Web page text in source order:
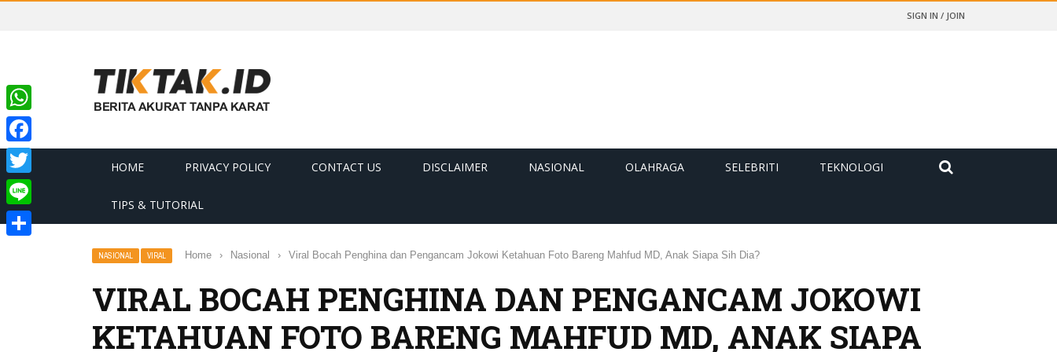
SIGN IN / JOIN
HOME PRIVACY POLICY CONTACT US DISCLAIMER NASIONAL OLAHRAGA SELEBRITI TEKNOLOGI
TIPS & TUTORIAL
NASIONAL VIRAL Home › Nasional › Viral Bocah Penghina dan Pengancam Jokowi Ketahuan Foto Bareng Mahfud MD, Anak Siapa Sih Dia?
VIRAL BOCAH PENGHINA DAN PENGANCAM JOKOWI
KETAHUAN FOTO BARENG MAHFUD MD, ANAK SIAPA
WhatsApp
Facebook
Twitter
Line